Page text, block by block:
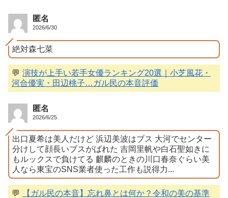
匿名
2026/6/30
絶対森七菜
💬 演技が上手い若手女優ランキング20選｜小芝風花・
河合優実・田辺桃子…ガル民の本音評価
匿名
2026/6/25
出口夏希は美人だけど 浜辺美波はブス 大河でセンター
分けして顔長いブスがばれた 吉岡里帆や白石聖如きに
もルックスで負けてる 麒麟のときの川口春奈ぐらい美
人なら東宝のSNS業者使った工作も説得力...
💬
【ガル民の本音】忘れ鼻とは何か？令和の美の基準